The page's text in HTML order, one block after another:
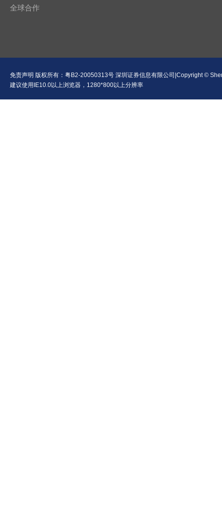
全球合作
免责声明 版权所有： 粤B2-20050313号 深圳证券信息有限公司|Copyright ©
建议使用IE10.0以上浏览器，1280*800以上分辨率